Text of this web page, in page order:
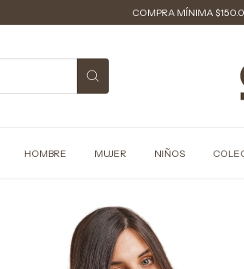
COMPRA MÍNIMA $150.000
HOMBRE MUJER NIÑOS